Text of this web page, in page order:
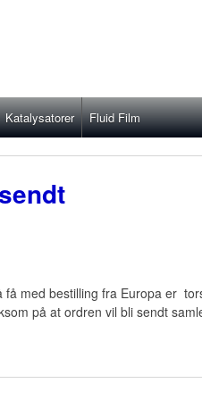
Katalysatorer Fluid Film
med bestilling fra Europa er
på at ordren vil bli sendt